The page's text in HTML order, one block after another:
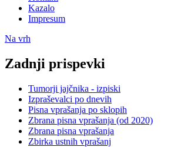
Kazalo
Impresum
Na vrh
Zadnji prispevki
Tumorji jajčnika - izpiski
Izpraševalci po dnevih
Pisna vprašanja po sklopih
Zbrana pisna vprašanja (od 2020)
Zbrana pisna vprašanja
Zbirka ustnih vprašanj